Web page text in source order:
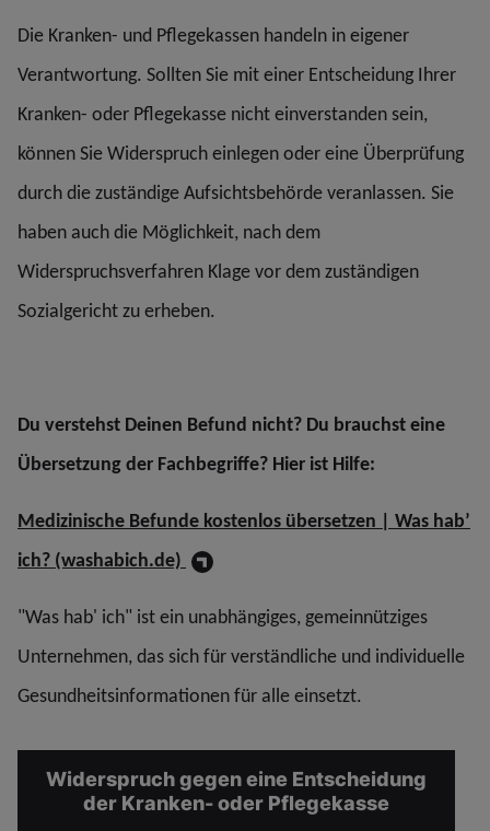
Die Kranken- und Pflegekassen handeln in eigener
Verantwortung. Sollten Sie mit einer Entscheidung Ihrer
Kranken- oder Pflegekasse nicht einverstanden sein,
können Sie Widerspruch einlegen oder eine Überprüfung
durch die zuständige Aufsichtsbehörde veranlassen. Sie
haben auch die Möglichkeit, nach dem
Widerspruchsverfahren Klage vor dem zuständigen
Sozialgericht zu erheben.
Du verstehst Deinen Befund nicht? Du brauchst eine
Übersetzung der Fachbegriffe? Hier ist Hilfe:
Medizinische Befunde kostenlos übersetzen | Was hab’
ich? (washabich.de)
"Was hab' ich" ist ein unab­hängiges, gemein­nütziges
Unter­nehmen, das sich für ver­ständ­liche und in­di­vi­du­elle
Gesund­heits­in­for­ma­tio­nen für alle einsetzt.
Widerspruch gegen eine Entscheidung
der Kranken- oder Pflegekasse